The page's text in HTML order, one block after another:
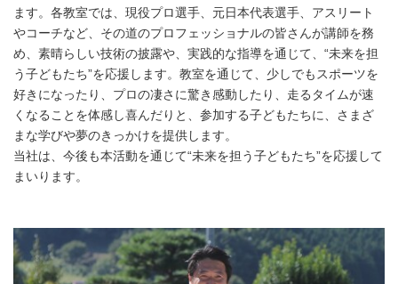
ます。各教室では、現役プロ選手、元日本代表選手、アスリート
やコーチなど、その道のプロフェッショナルの皆さんが講師を務
め、素晴らしい技術の披露や、実践的な指導を通じて、“未来を担
う子どもたち”を応援します。教室を通じて、少しでもスポーツを
好きになったり、プロの凄さに驚き感動したり、走るタイムが速
くなることを体感し喜んだりと、参加する子どもたちに、さまざ
まな学びや夢のきっかけを提供します。
当社は、今後も本活動を通じて“未来を担う子どもたち”を応援して
まいります。